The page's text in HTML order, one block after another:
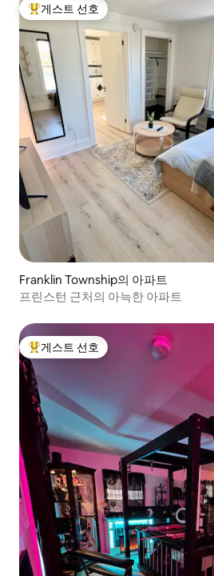
상위 게스트 선호
게스트 선호
Franklin Township의 아파트
프린스턴 근처의 아늑한 아파트
상위 게스트 선호
게스트 선호